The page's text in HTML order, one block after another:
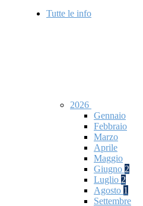
Tutte le info
2026
Gennaio
Febbraio
Marzo
Aprile
Maggio
Giugno 2
Luglio 2
Agosto 1
Settembre